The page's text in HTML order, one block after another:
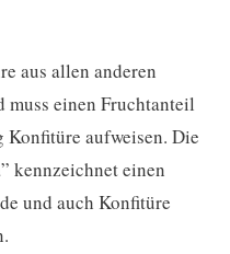
aus allen anderen
muss einen Fruchtanteil
Konfitüre aufweisen. Die
kennzeichnet einen
und auch Konfitüre